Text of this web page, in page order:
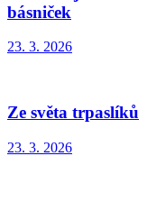
básniček
23. 3. 2026
Ze světa trpaslíků
23. 3. 2026